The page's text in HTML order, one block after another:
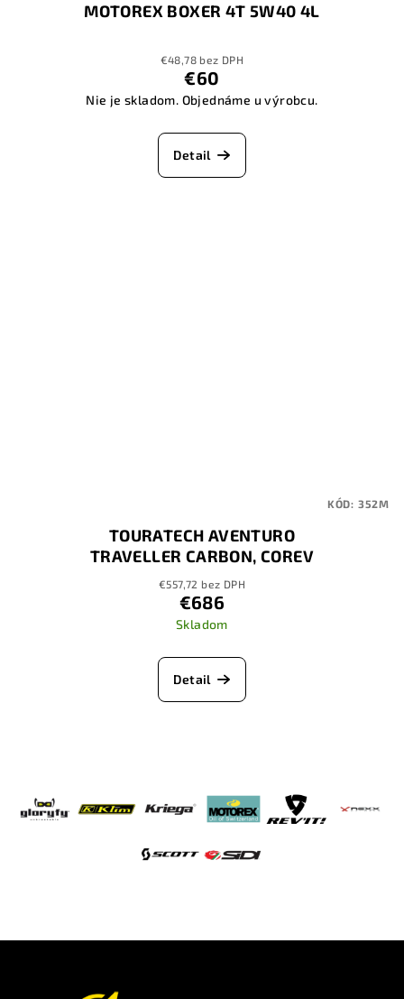
MOTOREX BOXER 4T 5W40 4L
€48,78 bez DPH
€60
Nie je skladom. Objednáme u výrobcu.
Detail
TOURATECH AVENTURO
TRAVELLER CARBON, COREV
€557,72 bez DPH
€686
Skladom
Detail
KÓD: 352M